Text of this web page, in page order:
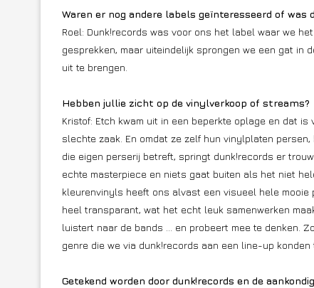
Waren er nog andere labels geïnteresseerd of was
Roel: Dunk!records was voor ons het label waar we
gesprekken, maar uiteindelijk sprongen we een gat in
uit te brengen.
Hebben jullie zicht op de vinylverkoop of streams?
Kristof: Etch kwam uit in een beperkte oplage en dat
slechte zaak. En omdat ze zelf hun vinylplaten
die eigen perserij betreft, springt dunk!records er
echte masterpiece en niets gaat buiten als het niet
kleurenvinyls heeft ons alvast een visueel hele
heel transparant, wat het echt leuk samenwerken
luistert naar de bands … en probeert mee te denken.
genre die we via dunk!records aan een line-up
Getekend worden door dunk!records en de